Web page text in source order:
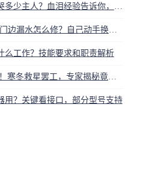
LG滚筒洗衣机门边漏水怎么修？自己动手换密封圈教程视频
么工作？技能要求和职责解析
冰箱突现EE33！寒冬救星罢工，专家揭秘竟是无解故障？
用？关键看接口，部分型号支持